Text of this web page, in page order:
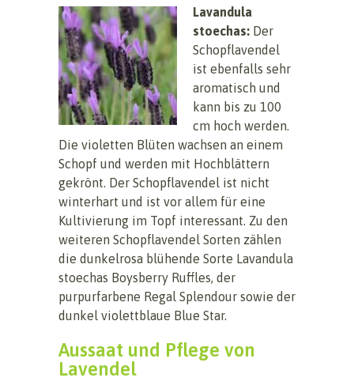
Lavandula
stoechas: Der
Schopflavendel
ist ebenfalls sehr
aromatisch und
kann bis zu 100
cm hoch werden.
Die violetten Blüten wachsen an einem
Schopf und werden mit Hochblättern
gekrönt. Der Schopflavendel ist nicht
winterhart und ist vor allem für eine
Kultivierung im Topf interessant. Zu den
weiteren Schopflavendel Sorten zählen
die dunkelrosa blühende Sorte Lavandula
stoechas Boysberry Ruffles, der
purpurfarbene Regal Splendour sowie der
dunkel violettblaue Blue Star.
Aussaat und Pflege von
Lavendel